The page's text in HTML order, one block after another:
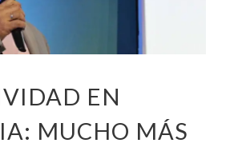
EN
MUCHO MÁS